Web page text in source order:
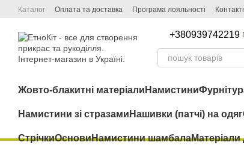
Перейти до основного контенту
Каталог Оплата та доставка Програма лояльності
+380939742219
Жовто-блакитні матеріали Намистини
Намистини зі стразами Нашивки (патчі) на одяг
СтрічкиОсновиНамистини шамбалаМатеріали